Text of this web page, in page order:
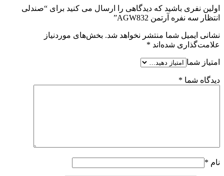
اولین نفری باشید که دیدگاهی را ارسال می کنید برای “صندلی
انتظار سه نفره آرتمن AGW832”
نشانی ایمیل شما منتشر نخواهد شد. بخش‌های موردنیاز
علامت‌گذاری شده‌اند *
امتیاز شما
دیدگاه شما *
نام *